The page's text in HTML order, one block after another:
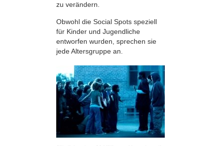
zu verändern.
Obwohl die Social Spots speziell
für Kinder und Jugendliche
entworfen wurden, sprechen sie
jede Altersgruppe an.